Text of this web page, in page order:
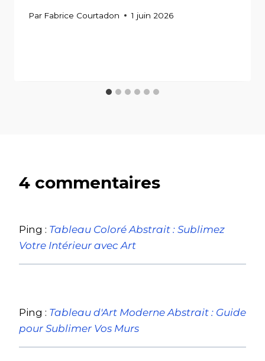
Par Fabrice Courtadon 1 juin 2026
4 commentaires
Ping : Tableau Coloré Abstrait : Sublimez
Votre Intérieur avec Art
Ping : Tableau d'Art Moderne Abstrait : Guide
pour Sublimer Vos Murs